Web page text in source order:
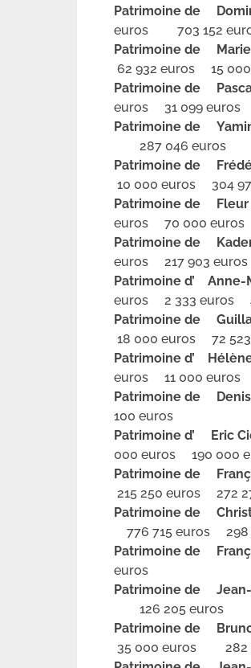
Patrimoine de
euros 703 152
Patrimoine de
62 932 euros 15
Patrimoine de
euros 31 099 euros
Patrimoine de
287 046 euros
Patrimoine de
10 000 euros 304
Patrimoine de Fleur
euros 70 000 euros
Patrimoine de
euros 217 903
Patrimoine d’ Anne-
euros 2 333 euros
Patrimoine de
18 000 euros 72
Patrimoine d’
euros 11 000
Patrimoine de Denis
100 euros
Patrimoine d’ Eric
000 euros 190 000
Patrimoine de
215 250 euros 272
Patrimoine de
776 715 euros 298
Patrimoine de
euros
Patrimoine de
126 205 euros
Patrimoine de
35 000 euros 282